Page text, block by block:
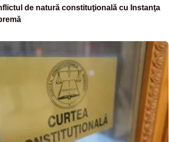
de natură constituţională cu Instanţa